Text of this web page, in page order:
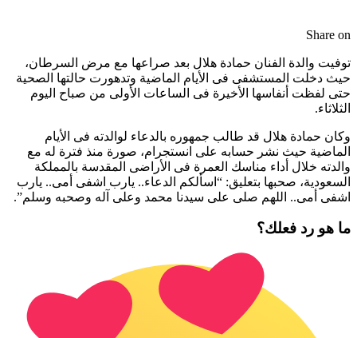
Share on
توفيت والدة الفنان حمادة هلال بعد صراعها مع مرض السرطان،
حيث دخلت المستشفى فى الأيام الماضية وتدهورت حالتها الصحية
حتى لفظت أنفاسها الأخيرة فى الساعات الأولى من صباح اليوم
الثلاثاء.
وكان حمادة هلال قد طالب جمهوره بالدعاء لوالدته فى الأيام
الماضية حيث نشر حسابه على انستجرام، صورة منذ فترة له مع
والدته خلال أداء مناسك العمرة فى الأراضى المقدسة بالمملكة
السعودية، صحبها بتعليق: “اسألكم الدعاء.. ‏يارب اشفى أمى.. يارب
‏اشفى أمى.. اللهم صلى على سيدنا محمد وعلى آله وصحبه وسلم”.
ما هو رد فعلك؟